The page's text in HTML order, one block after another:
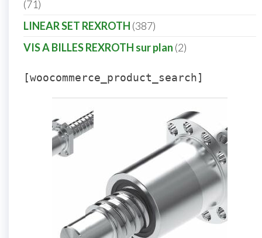
71
LINEAR SET REXROTH 387
VIS A BILLES REXROTH sur plan 2
[woocommerce_product_search]